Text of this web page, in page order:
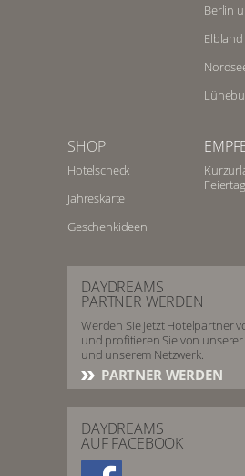
Berlin
Elbland
SHOP
Hotelscheck
Jahreskarte
Geschenkideen
DAYDREAMS
PARTNER WERDEN
Werden Sie jetzt Hotelpartner
und profitieren Sie von
und unserem Netzwerk.
PARTNER WERDEN
DAYDREAMS
AUF FACEBOOK